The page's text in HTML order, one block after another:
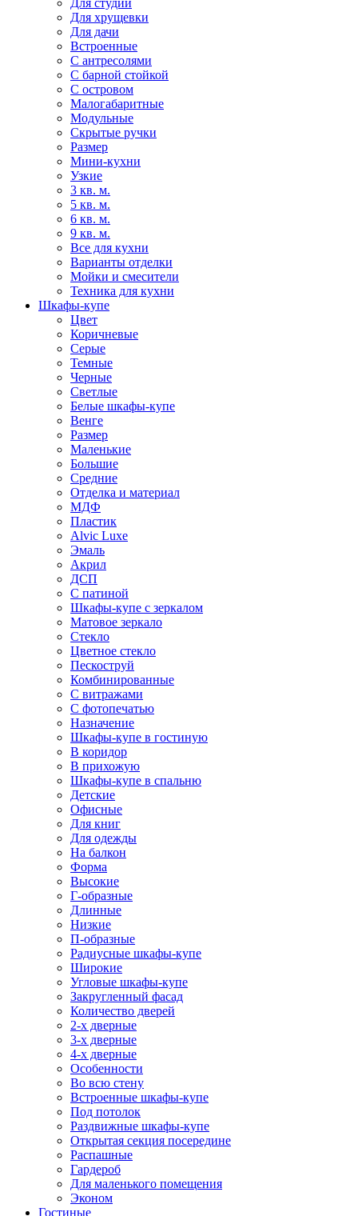
Для студии
Для хрущевки
Для дачи
Встроенные
С антресолями
С барной стойкой
С островом
Малогабаритные
Модульные
Скрытые ручки
Размер
Мини-кухни
Узкие
3 кв. м.
5 кв. м.
6 кв. м.
9 кв. м.
Все для кухни
Варианты отделки
Мойки и смесители
Техника для кухни
Шкафы-купе
Цвет
Коричневые
Серые
Темные
Черные
Светлые
Белые шкафы-купе
Венге
Размер
Маленькие
Большие
Средние
Отделка и материал
МДФ
Пластик
Alvic Luxe
Эмаль
Акрил
ДСП
С патиной
Шкафы-купе с зеркалом
Матовое зеркало
Стекло
Цветное стекло
Пескоструй
Комбинированные
С витражами
С фотопечатью
Назначение
Шкафы-купе в гостиную
В коридор
В прихожую
Шкафы-купе в спальню
Детские
Офисные
Для книг
Для одежды
На балкон
Форма
Высокие
Г-образные
Длинные
Низкие
П-образные
Радиусные шкафы-купе
Широкие
Угловые шкафы-купе
Закругленный фасад
Количество дверей
2-х дверные
3-х дверные
4-х дверные
Особенности
Во всю стену
Встроенные шкафы-купе
Под потолок
Раздвижные шкафы-купе
Открытая секция посередине
Распашные
Гардероб
Для маленького помещения
Эконом
Гостиные